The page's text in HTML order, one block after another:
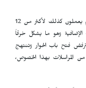
وعن وضع حارسات وحراس الأمن الخاص، ذكرت أنهم يعملون كذلك لأكثر من 12
وهو ما يشكل خرقاً
ترفض فتح باب الحوار وتنتهج
المراسلات بهذا الخصوص،